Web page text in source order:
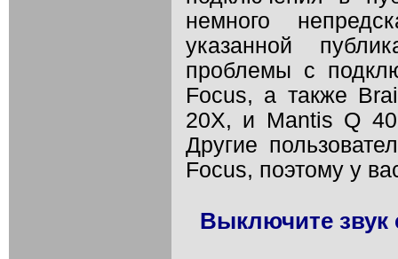
немного
указанной
проблемы с
Focus, а также
20X, и Mantis Q
Другие
Focus, поэтому у
Выключите